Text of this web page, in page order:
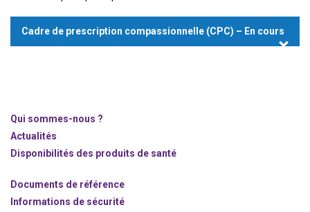
Cadre de prescription compassionnelle (CPC) – En cours
Qui sommes-nous ?
Actualités
Disponibilités des produits de santé
Documents de référence
Informations de sécurité